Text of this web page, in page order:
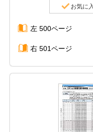
お気に
左 500ページ
右 501ページ